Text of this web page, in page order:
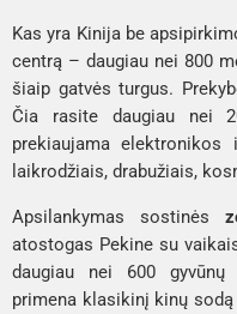
Kas yra Kinija be
centrą – daugiau nei 800
šiaip gatvės turgus.
Čia rasite daugiau nei
prekiaujama elektronikos
laikrodžiais, drabužiais,
Apsilankymas sostinės
atostogas Pekine su
daugiau nei 600
primena klasikinį kinų